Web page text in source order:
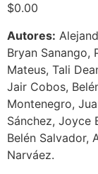
$0.00
Autores:
Bryan Sanango,
Mateus, Tali
Jair Cobos,
Montenegro,
Sánchez, Joyce
Belén Salvador,
Narváez.